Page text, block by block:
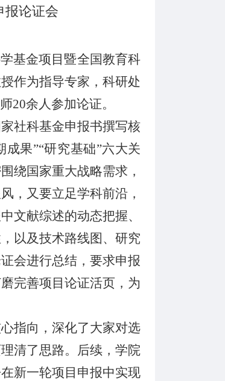
报论证会
基金项目暨全国教育科
作为指导专家 ，科研处
20余人参加论证。
社科基金申报书撰写核
成果”“研究基础”六大关
绕国家重大战略需求，
，又要立足学科前沿，
文献综述的动态把握、
以及技术路线图、研究
会进行总结，要求申报
完善项目论证活页，为
指向，深化了大家对选
清了思路。后续，学院
新一轮项目申报中实现